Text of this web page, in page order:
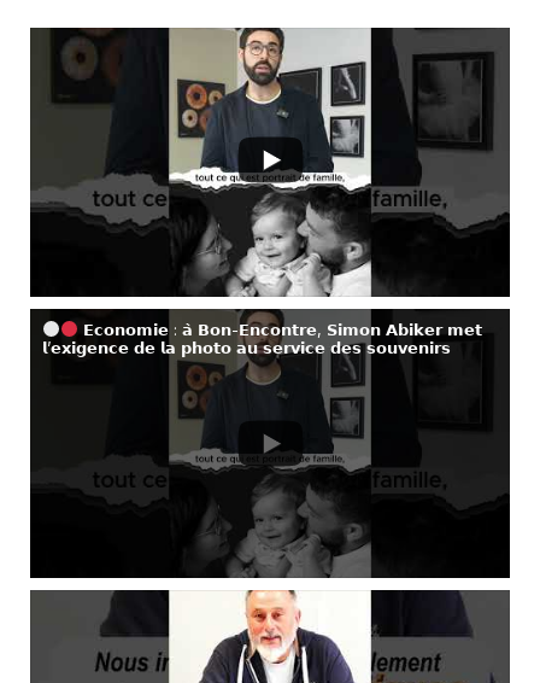
𝗘𝗰𝗼𝗻𝗼𝗺𝗶𝗲 : 𝗮̀ 𝗕𝗼𝗻-𝗘𝗻𝗰𝗼𝗻𝘁𝗿𝗲, 𝗦𝗶𝗺𝗼𝗻 𝗔𝗯𝗶𝗸𝗲𝗿 𝗺𝗲𝘁
𝗹’𝗲𝘅𝗶𝗴𝗲𝗻𝗰𝗲 𝗱𝗲 𝗹𝗮 𝗽𝗵𝗼𝘁𝗼 𝗮𝘂 𝘀𝗲𝗿𝘃𝗶𝗰𝗲 𝗱𝗲𝘀 𝘀𝗼𝘂𝘃𝗲𝗻𝗶𝗿𝘀